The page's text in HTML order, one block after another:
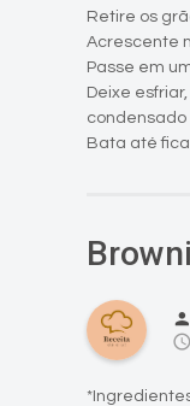
Retire os
Acrescente
Passe em
Deixe
condensado
Bata até
person
access_time